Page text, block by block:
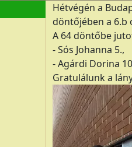
Hétvégén a
döntőjében a 6.b
A 64 döntőbe
- Sós Johanna 5.,
- Agárdi Dorina
Gratulálunk a